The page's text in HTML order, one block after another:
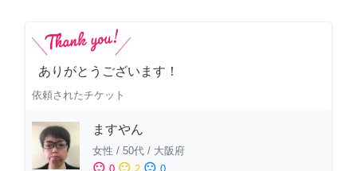
ありがとうございます！
依頼されたチケット
ますやん
女性 / 50代 / 大阪府
sentiment_satisfied sentiment_neutral sentiment_dissatisfied